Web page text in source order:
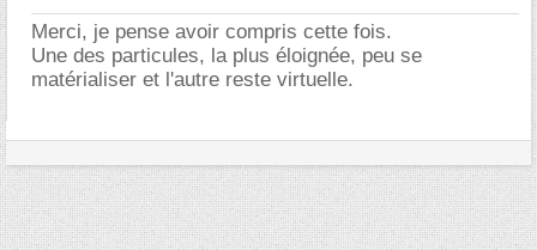
Merci, je pense avoir compris cette fois.
Une des particules, la plus éloignée, peu se
matérialiser et l'autre reste virtuelle.